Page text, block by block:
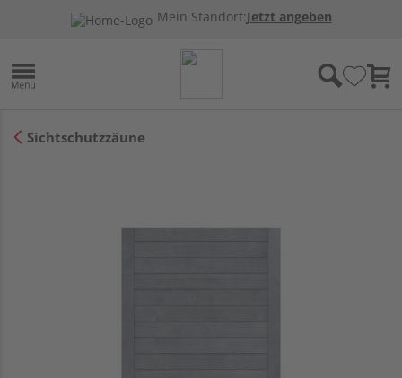
Mein Standort:Jetzt angeben
Sichtschutzzäune